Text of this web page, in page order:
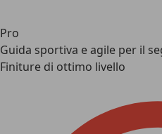
Pro
Guida sportiva e agile per il
Finiture di ottimo livello